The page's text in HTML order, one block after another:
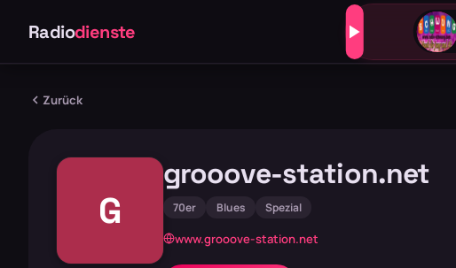
Radiodienste
Zurück
G
grooove-station.net
70er Blues Spezial
www.grooove-station.net